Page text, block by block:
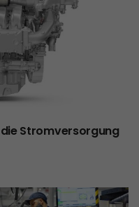
die Stromversorgung